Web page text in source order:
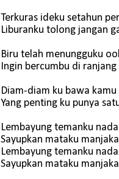
Terkuras ideku setahun
Liburanku tolong jangan
Biru telah menungguku
Ingin bercumbu di ranjang
Diam-diam ku bawa kamu
Yang penting ku punya
Lembayung temanku
Sayupkan mataku
Lembayung temanku
Sayupkan mataku